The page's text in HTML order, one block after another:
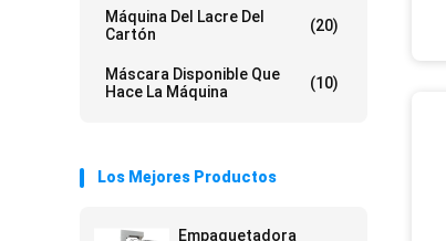
Máquina Del Lacre Del
Cartón
(20)
Máscara Disponible Que
Hace La Máquina
(10)
Los Mejores Productos
Empaquetadora